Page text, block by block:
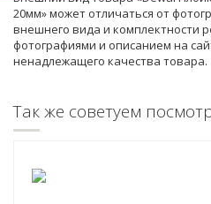
20мм» может отличаться от
внешнего вида и комплектности
фотографиями и описанием на
ненадлежащего качества товара.
Так же советуем